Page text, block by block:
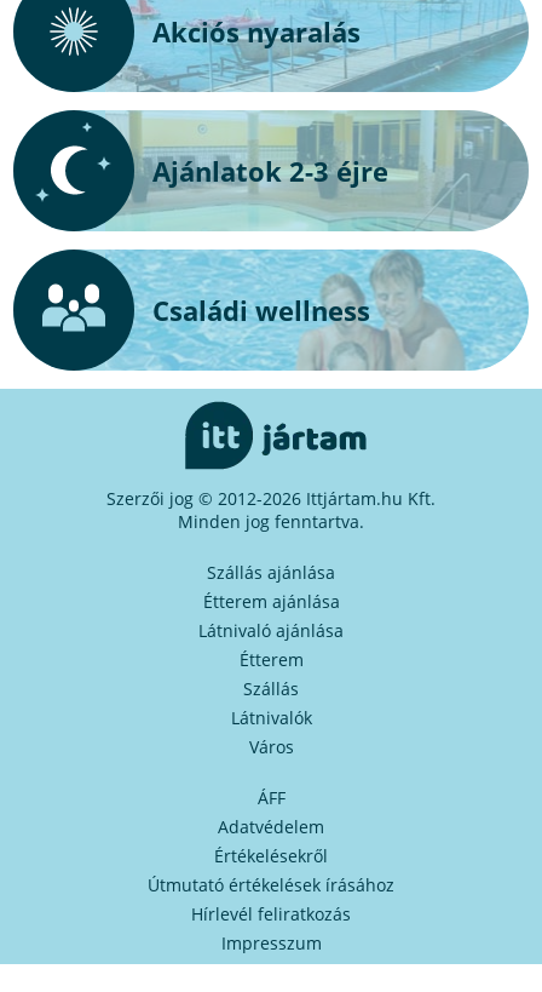
Akciós nyaralás
Ajánlatok 2-3 éjre
Családi wellness
Szerzői jog © 2012-2026 Ittjártam.hu Kft.
Minden jog fenntartva.
Szállás ajánlása
Étterem ajánlása
Látnivaló ajánlása
Étterem
Szállás
Látnivalók
Város
ÁFF
Adatvédelem
Értékelésekről
Útmutató értékelések írásához
Hírlevél feliratkozás
Impresszum